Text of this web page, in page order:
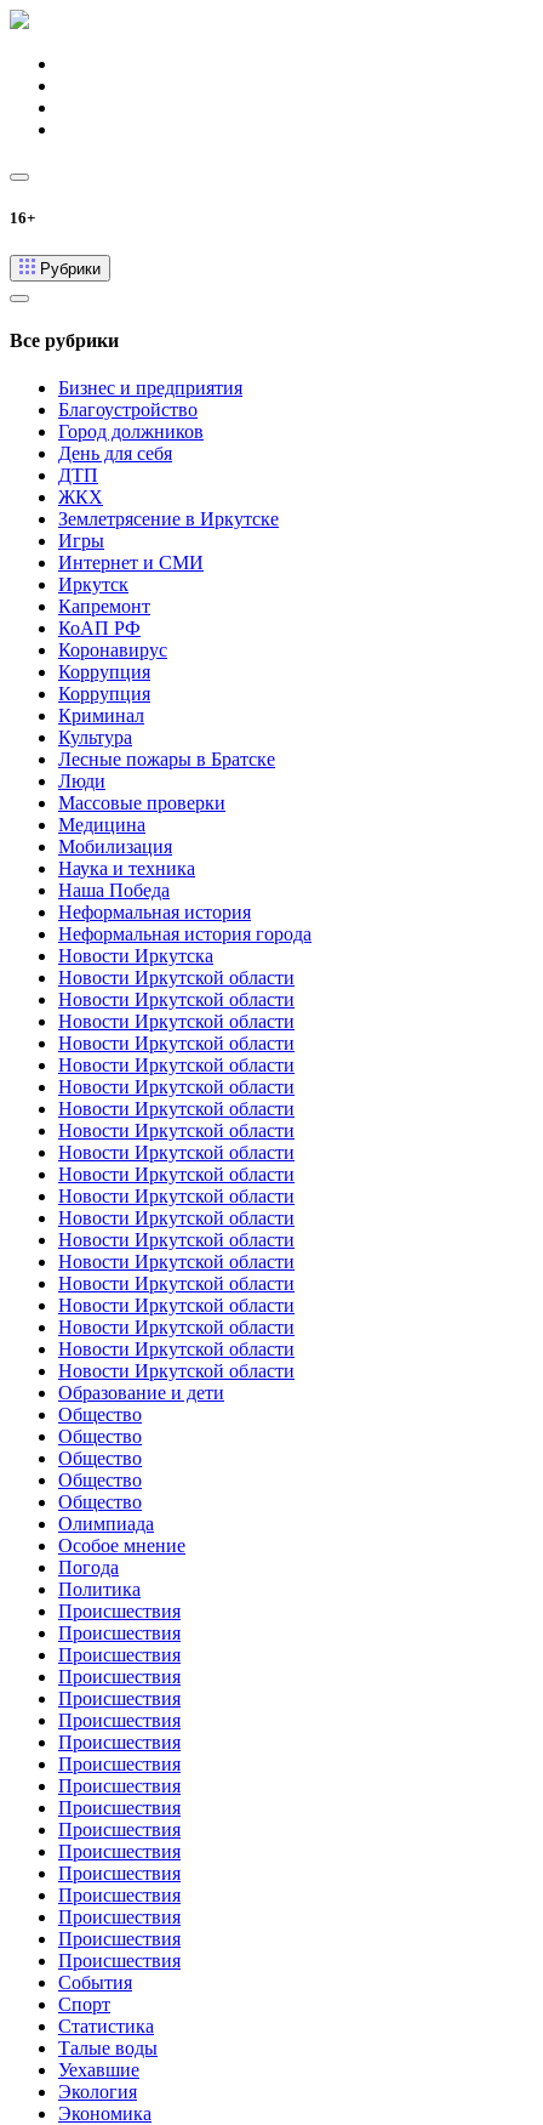
16+
Рубрики
Все рубрики
Бизнес и предприятия
Благоустройство
Город должников
День для себя
ДТП
ЖКХ
Землетрясение в Иркутске
Игры
Интернет и СМИ
Иркутск
Капремонт
КоАП РФ
Коронавирус
Коррупция
Коррупция
Криминал
Культура
Лесные пожары в Братске
Люди
Массовые проверки
Медицина
Мобилизация
Наука и техника
Наша Победа
Неформальная история
Неформальная история города
Новости Иркутска
Новости Иркутской области
Новости Иркутской области
Новости Иркутской области
Новости Иркутской области
Новости Иркутской области
Новости Иркутской области
Новости Иркутской области
Новости Иркутской области
Новости Иркутской области
Новости Иркутской области
Новости Иркутской области
Новости Иркутской области
Новости Иркутской области
Новости Иркутской области
Новости Иркутской области
Новости Иркутской области
Новости Иркутской области
Новости Иркутской области
Новости Иркутской области
Образование и дети
Общество
Общество
Общество
Общество
Общество
Олимпиада
Особое мнение
Погода
Политика
Происшествия
Происшествия
Происшествия
Происшествия
Происшествия
Происшествия
Происшествия
Происшествия
Происшествия
Происшествия
Происшествия
Происшествия
Происшествия
Происшествия
Происшествия
Происшествия
Происшествия
События
Спорт
Статистика
Талые воды
Уехавшие
Экология
Экономика